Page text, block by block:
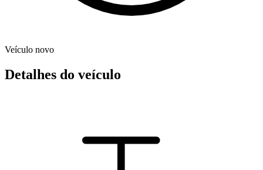
Veículo novo
Detalhes do veículo